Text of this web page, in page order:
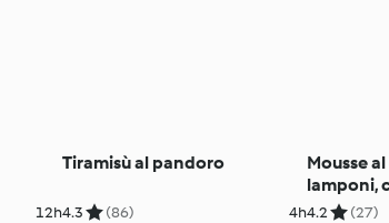
12h
Tiramisù al pandoro
4.3 (86) 4h
Mousse
lamponi,
specchio
4.2 (27)